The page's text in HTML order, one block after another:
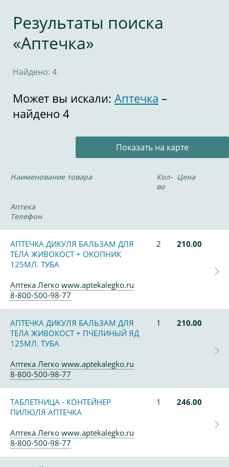
Результаты поиска
«Аптечка»
Найдено: 4
Может вы искали: Аптечка –
найдено 4
Показать на карте
Наименование товара
Кол-
во
Цена
Аптека
Телефон
АПТЕЧКА ДИКУЛЯ БАЛЬЗАМ ДЛЯ
ТЕЛА ЖИВОКОСТ + ОКОПНИК
125МЛ. ТУБА
2 210.00
Аптека Легко www.aptekalegko.ru
8-800-500-98-77
АПТЕЧКА ДИКУЛЯ БАЛЬЗАМ ДЛЯ
ТЕЛА ЖИВОКОСТ + ПЧЕЛИНЫЙ ЯД
125МЛ. ТУБА
1 210.00
Аптека Легко www.aptekalegko.ru
8-800-500-98-77
ТАБЛЕТНИЦА - КОНТЕЙНЕР
ПИЛЮЛЯ АПТЕЧКА
1 246.00
Аптека Легко www.aptekalegko.ru
8-800-500-98-77